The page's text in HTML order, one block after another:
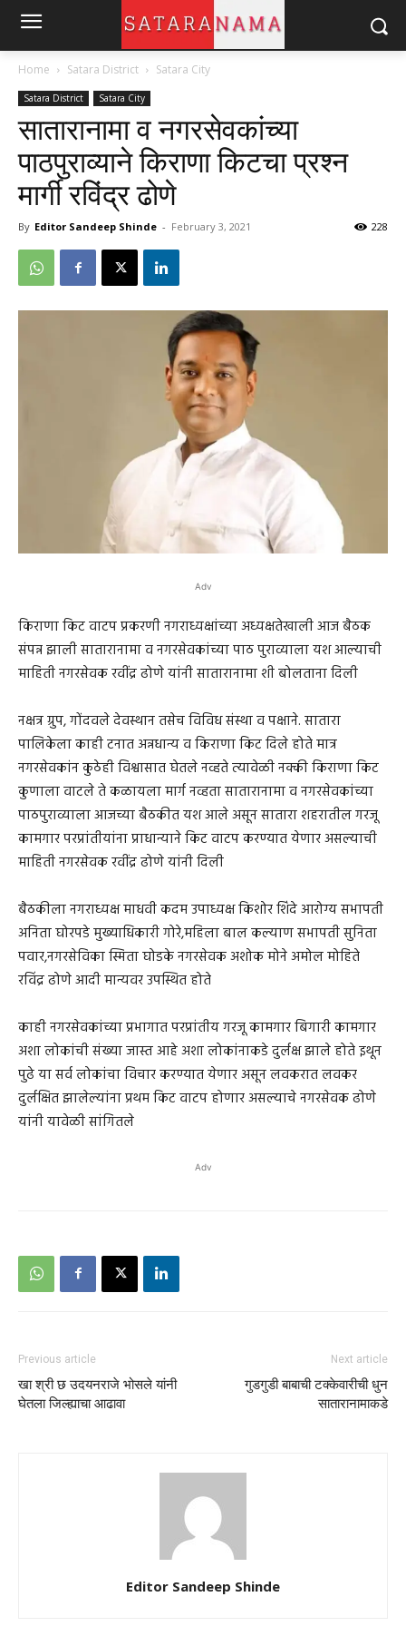
Home Satara District Satara City
Satara District Satara City
सातारानामा व नगरसेवकांच्या
पाठपुराव्याने किराणा किटचा प्रश्न
मार्गी रविंद्र ढोणे
By Editor Sandeep Shinde - February 3, 2021 228
Adv
किराणा किट वाटप प्रकरणी नगराध्यक्षांच्या अध्यक्षतेखाली आज बैठक
संपन्न झाली सातारानामा व नगरसेवकांच्या पाठ पुराव्याला यश आल्याची
माहिती नगरसेवक रवींद्र ढोणे यांनी सातारानामा शी बोलताना दिली
नक्षत्र ग्रुप, गोंदवले देवस्थान तसेच विविध संस्था व पक्षाने. सातारा
पालिकेला काही टनात अन्नधान्य व किराणा किट दिले होते मात्र
नगरसेवकांन कुठेही विश्वासात घेतले नव्हते त्यावेळी नक्की किराणा किट
कुणाला वाटले ते कळायला मार्ग नव्हता सातारानामा व नगरसेवकांच्या
पाठपुराव्याला आजच्या बैठकीत यश आले असून सातारा शहरातील गरजू
कामगार परप्रांतीयांना प्राधान्याने किट वाटप करण्यात येणार असल्याची
माहिती नगरसेवक रवींद्र ढोणे यांनी दिली
बैठकीला नगराध्यक्ष माधवी कदम उपाध्यक्ष किशोर शिंदे आरोग्य सभापती
अनिता घोरपडे मुख्याधिकारी गोरे,महिला बाल कल्याण सभापती सुनिता
पवार,नगरसेविका स्मिता घोडके नगरसेवक अशोक मोने अमोल मोहिते
रविंद्र ढोणे आदी मान्यवर उपस्थित होते
काही नगरसेवकांच्या प्रभागात परप्रांतीय गरजू कामगार बिगारी कामगार
अशा लोकांची संख्या जास्त आहे अशा लोकांनाकडे दुर्लक्ष झाले होते इथून
पुढे या सर्व लोकांचा विचार करण्यात येणार असून लवकरात लवकर
दुर्लक्षित झालेल्यांना प्रथम किट वाटप होणार असल्याचे नगरसेवक ढोणे
यांनी यावेळी सांगितले
Adv
Previous article
खा श्री छ उदयनराजे भोसले यांनी
घेतला जिल्ह्याचा आढावा
Next article
गुडगुडी बाबाची टक्केवारीची धुन
सातारानामाकडे
Editor Sandeep Shinde